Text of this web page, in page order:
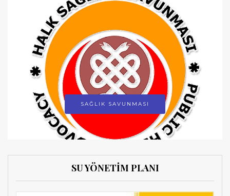
SAĞLIK SAVUNMASI
SU YÖNETİM PLANI